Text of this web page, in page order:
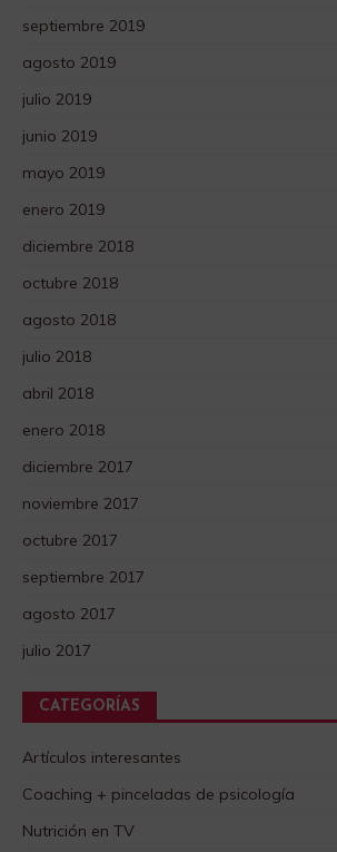
septiembre 2019
agosto 2019
julio 2019
junio 2019
mayo 2019
enero 2019
diciembre 2018
octubre 2018
agosto 2018
julio 2018
abril 2018
enero 2018
diciembre 2017
noviembre 2017
octubre 2017
septiembre 2017
agosto 2017
julio 2017
CATEGORÍAS
Artículos interesantes
Coaching + pinceladas de psicología
Nutrición en TV